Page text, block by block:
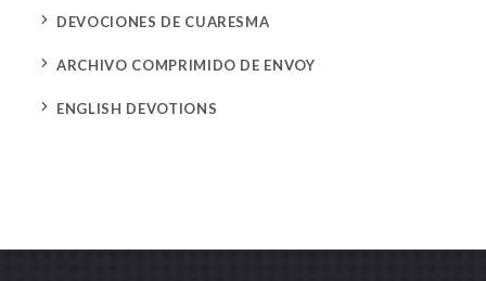
5 DEVOCIONES DE CUARESMA
5 ARCHIVO COMPRIMIDO DE ENVOY
5 ENGLISH DEVOTIONS